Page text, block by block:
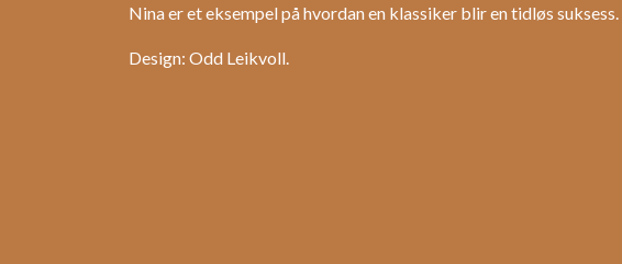
Nina er et eksempel på hvordan en klassiker blir en tidløs
Design: Odd Leikvoll.